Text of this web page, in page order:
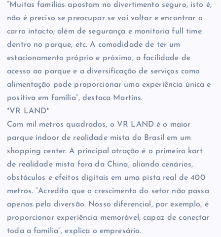
“Muitas famílias apostam no divertimento seguro, isto é,
não é preciso se preocupar se vai voltar e encontrar o
carro intacto; além de segurança e monitoria full time
dentro no parque, etc. A comodidade de ter um
estacionamento próprio e próximo, a facilidade de
acesso ao parque e a diversificação de serviços como
alimentação pode proporcionar uma experiência única e
positiva em família”, destaca Martins.
*VR LAND*
Com mil metros quadrados, o VR LAND é o maior
parque indoor de realidade mista do Brasil em um
shopping center. A principal atração é o primeiro kart
de realidade mista fora da China, aliando cenários,
obstáculos e efeitos digitais em uma pista real de 400
metros. “Acredito que o crescimento do setor não passa
apenas pela diversão. Nosso diferencial, por exemplo, é
proporcionar experiência memorável, capaz de conectar
toda a família”, explica o empresário.